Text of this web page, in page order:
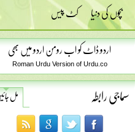
بچوں کی دنیا کٹ پیس
اردو ڈاٹ کو اب رومن اردو میں بھی
Roman Urdu Version of Urdu.co
سماجی رابطہ مل